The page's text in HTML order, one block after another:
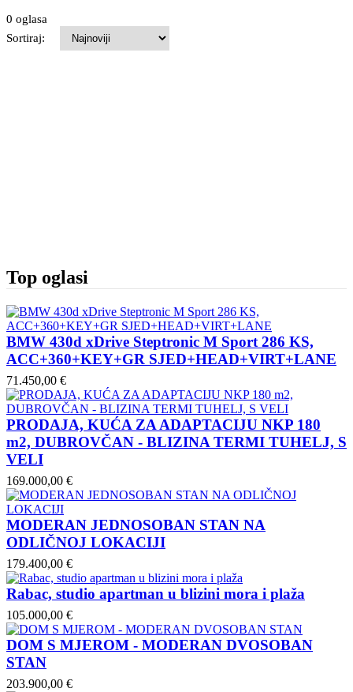
0 oglasa
Sortiraj:
Top oglasi
BMW 430d xDrive Steptronic M Sport 286 KS,
ACC+360+KEY+GR SJED+HEAD+VIRT+LANE
71.450,00 €
PRODAJA, KUĆA ZA ADAPTACIJU NKP 180
m2, DUBROVČAN - BLIZINA TERMI TUHELJ, S
VELI
169.000,00 €
MODERAN JEDNOSOBAN STAN NA
ODLIČNOJ LOKACIJI
179.400,00 €
Rabac, studio apartman u blizini mora i plaža
105.000,00 €
DOM S MJEROM - MODERAN DVOSOBAN
STAN
203.900,00 €